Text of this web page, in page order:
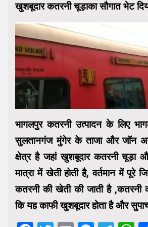
खुशबूदार कतरनी चूड़ाका सौगात भेट
भागलपुर कतरनी उत्पादन के लिए
सुलतानगंज मुंगेर के ताजा और जॉन
क्षेत्र है जहां खुशबूदार कतरनी चूड़ा
मात्रा में खेती होती है, वर्तमान में
कतरनी की खेती की जाती है ,कतरनी
कि यह काफी खुशबूदार होता है और